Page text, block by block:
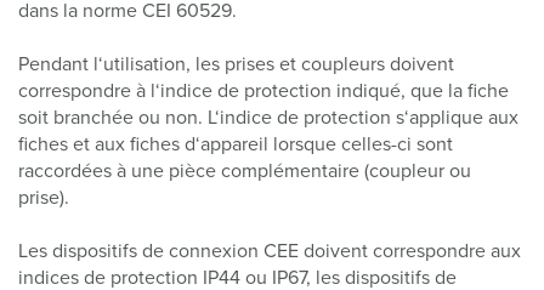
dans la norme CEI 60529.
Pendant l‘utilisation, les prises et coupleurs doivent
correspondre à l‘indice de protection indiqué, que la fiche
soit branchée ou non. L‘indice de protection s‘applique aux
fiches et aux fiches d‘appareil lorsque celles-ci sont
raccordées à une pièce complémentaire (coupleur ou
prise).
Les dispositifs de connexion CEE doivent correspondre aux
indices de protection IP44 ou IP67, les dispositifs de